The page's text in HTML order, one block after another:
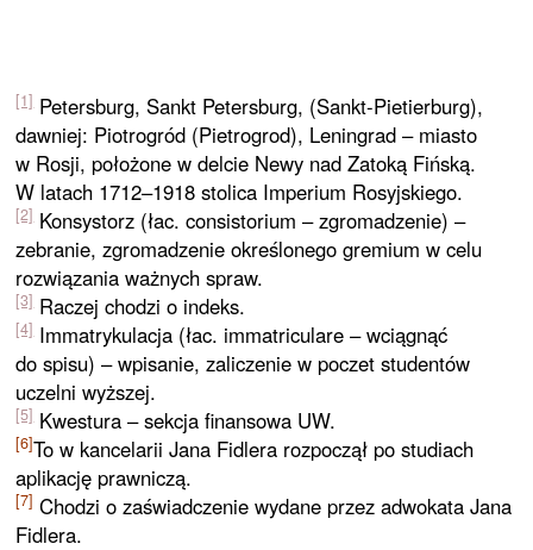
[1]Petersburg, Sankt Petersburg, (Sankt-Pietierburg),
dawniej: Piotrogród (Pietrogrod), Leningrad – miasto
w Rosji, położone w delcie Newy nad Zatoką Fińską.
W latach 1712–1918 stolica Imperium Rosyjskiego.
[2]Konsystorz (łac. consistorium – zgromadzenie) –
zebranie, zgromadzenie określonego gremium w celu
rozwiązania ważnych spraw.
[3]Raczej chodzi o indeks.
[4]Immatrykulacja (łac. immatriculare – wciągnąć
do spisu) – wpisanie, zaliczenie w poczet studentów
uczelni wyższej.
[5]Kwestura – sekcja finansowa UW.
[6]To w kancelarii Jana Fidlera rozpoczął po studiach
aplikację prawniczą.
[7] Chodzi o zaświadczenie wydane przez adwokata Jana
Fidlera.